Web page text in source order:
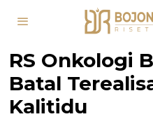
RS Onkologi
Batal
Kalitidu